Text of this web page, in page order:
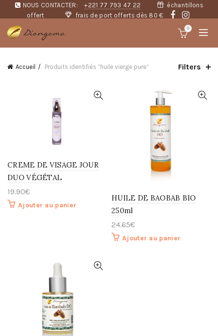
NOUS CONTACTER: +221 77 793 47 22
échantillons
offert
frais de port offerts dès 80 €
0
Accueil Produits identifiés “huile vierge pure” Filters
CREME DE VISAGE JOUR
DUO VÉGÉTAL
19.90€
Ajouter au panier
HUILE DE BAOBAB BIO
250ml
24.65€
Ajouter au panier